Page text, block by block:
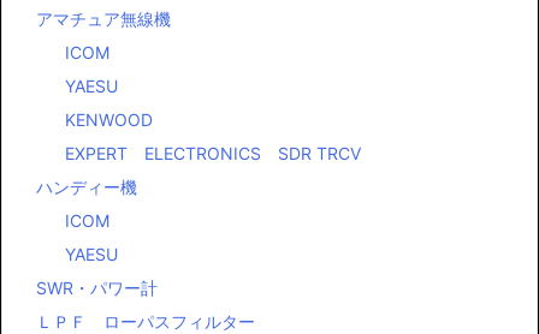
アマチュア無線機
ICOM
YAESU
KENWOOD
EXPERT ELECTRONICS SDR TRCV
ハンディー機
ICOM
YAESU
SWR・パワー計
ＬＰＦ ローパスフィルター